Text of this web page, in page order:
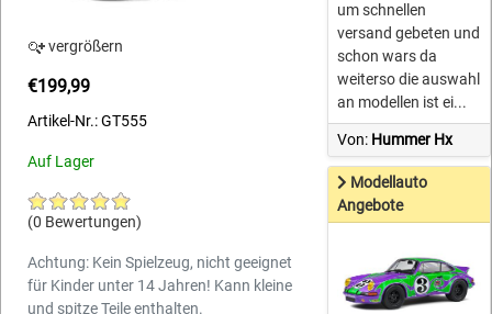
vergrößern
€199,99
Artikel-Nr.: GT555
Auf Lager
(0 Bewertungen)
Achtung: Kein Spielzeug, nicht geeignet
für Kinder unter 14 Jahren! Kann kleine
und spitze Teile enthalten.
um schnellen
versand gebeten und
schon wars da
weiterso die auswahl
an modellen ist ei...
Von: Hummer Hx
Modellauto
Angebote